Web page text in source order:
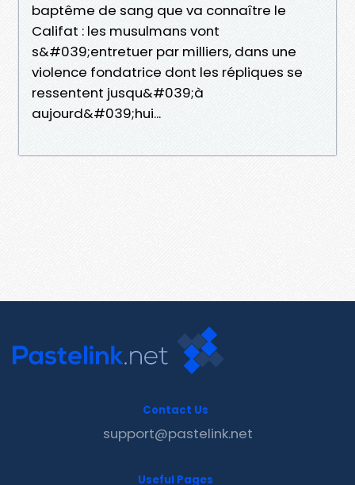
baptême de sang que va connaître le
Califat : les musulmans vont
s&#039;entretuer par milliers, dans une
violence fondatrice dont les répliques se
ressentent jusqu&#039;à
aujourd&#039;hui...
Contact Us
support@pastelink.net
Useful Pages